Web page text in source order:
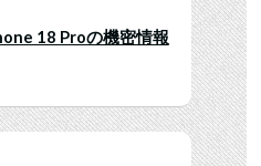
18 Proの機密情報